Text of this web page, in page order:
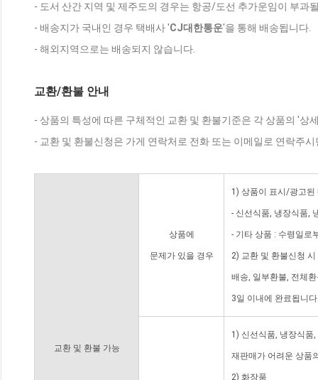
- 도서 산간 지역 및 제주도의 경우는 항공/도선 추가운임이 부과
- 배송지가 국내인 경우 택배사 'CJ대한통운'을 통해 배송됩니다.
- 해외지역으로는 배송되지 않습니다.
교환/환불 안내
- 상품의 특성에 따른 구체적인 교환 및 환불기준은 각 상품의 '상
- 교환 및 환불신청은 가게 연락처로 전화 또는 이메일로 연락주
교환 및 환불 가능
상품에
문제가 있을 경우
1) 상품이 표시/광고된
- 신선식품, 냉장식품,
- 기타 상품 : 수령일로
2) 교환 및 환불신청
배송, 일부환불, 전체
3일 이내에 완료됩니
1) 신선식품, 냉장식품
재판매가 어려운 상품
2) 화장품